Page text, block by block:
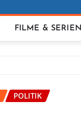
FILME & SERIEN
POLITIK